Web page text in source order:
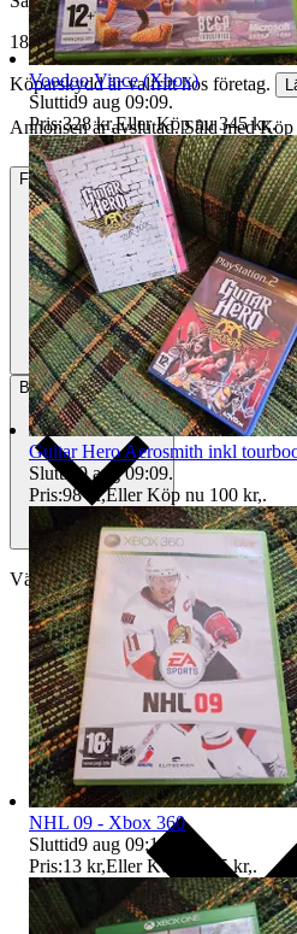
185 kr
Köparskydd är valfritt hos företag.
Annonsen är avslutad. Såld med Köp
Frakt55 kr Annat fraktsätt
BetalningVia Tradera
Välj till köparskydd
Voodoo Vince (Xbox)
Sluttid9 aug 09:09.
Pris:328 kr,Eller Köp nu 345 kr,.
Guitar Hero Aerosmith inkl
Sluttid9 aug 09:09.
Pris:98 kr,Eller Köp nu 100 kr,.
NHL 09 - Xbox 360
Sluttid9 aug 09:10
Pris:13 kr,Eller Köp nu 15 kr,.